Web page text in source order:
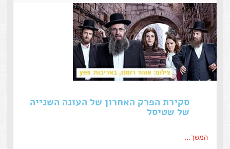
סקירת הפרק האחרון של העונה השנייה
של שטיסל
המשך…